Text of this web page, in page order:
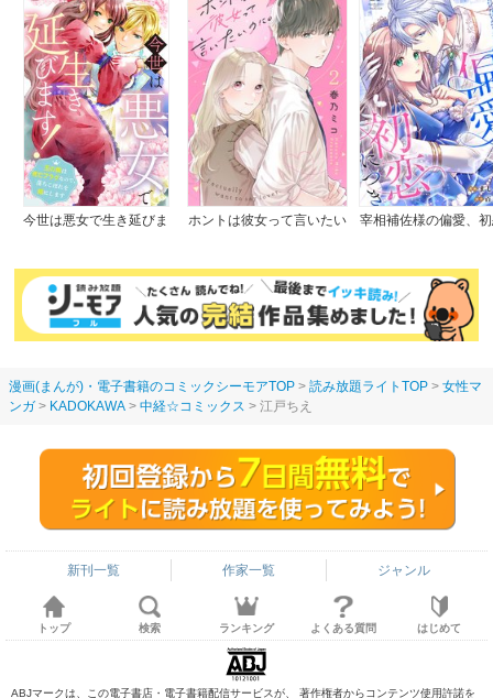
今世は悪女で生き延びま
します～
ホントは彼女って言いたい
宰相補佐様の偏愛、
漫画(まんが)・電子書籍のコミックシーモアTOP 読み放題ライトTOP
女性マ
ンガ
KADOKAWA 中経☆コミックス 江戸ちえ
新刊一覧 作家一覧 ジャンル
トップ 検索 ランキング よくある質問 はじめて
ABJマークは、この電子書店・電子書籍配信サービスが、 著作権者からコンテンツ使用許諾を